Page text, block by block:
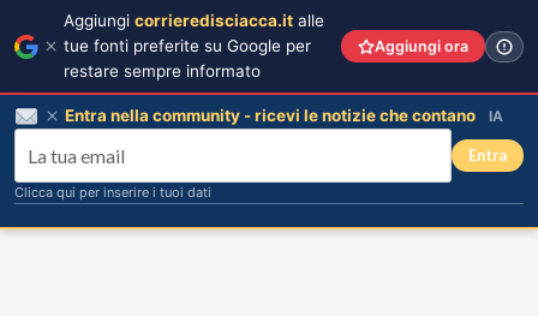
Aggiungi corrieredisciacca.it alle
tue fonti preferite su Google per
restare sempre informato
Aggiungi ora
Entra nella community - ricevi le notizie che contano IA
Entra
Clicca qui per inserire i tuoi dati